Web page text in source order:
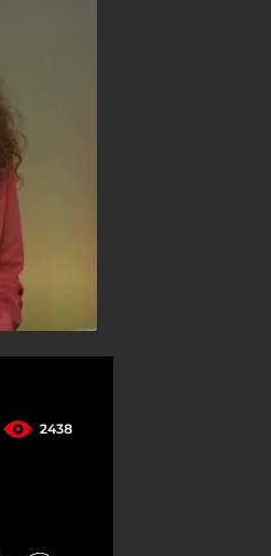
2438